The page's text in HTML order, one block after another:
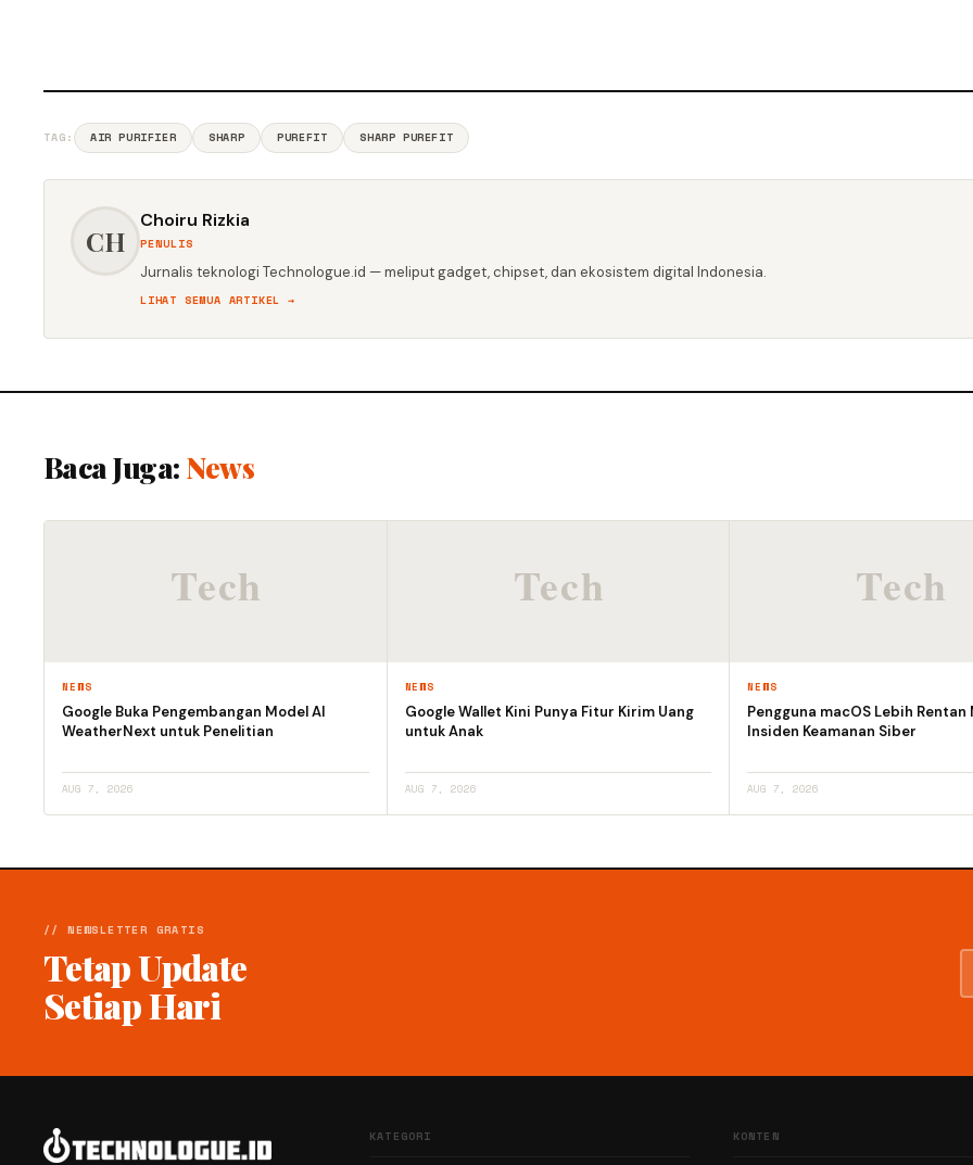
TAG: AIR PURIFIER SHARP PUREFIT SHARP PUREFIT
CH
Choiru Rizkia
PENULIS
Jurnalis teknologi Technologue.id — meliput gadget, chipset, dan ekosistem digital Indonesia.
LIHAT SEMUA ARTIKEL →
Baca Juga: News
NEWS
Google Buka Pengembangan Model AI
WeatherNext untuk Penelitian
AUG 7, 2026
NEWS
Google Wallet Kini Punya Fitur Kirim Uang
untuk Anak
AUG 7, 2026
NEWS
Pengguna macOS Lebih Rentan
Insiden Keamanan Siber
AUG 7, 2026
// NEWSLETTER GRATIS
Tetap Update
Setiap Hari
KATEGORI KONTEN